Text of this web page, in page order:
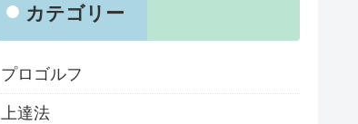
カテゴリー
プロゴルフ
上達法